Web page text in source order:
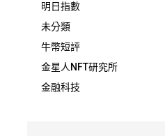
明日指數
未分類
牛幣短評
金星人NFT研究所
金融科技